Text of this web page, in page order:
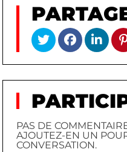
PAS DE
AJOUTEZ-EN UN
CONVERSATION.